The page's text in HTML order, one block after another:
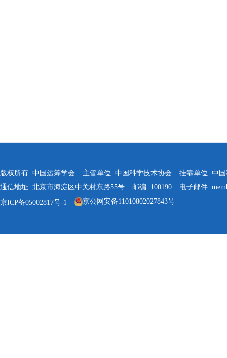
版权所有: 中国运筹学会 主管单位: 中国科学技术协会
挂靠单位: 中
通信地址: 北京市海淀区中关村东路55号
邮编: 100190 电子邮件:
京ICP备05002817号-1 京公网安备11010802027843号